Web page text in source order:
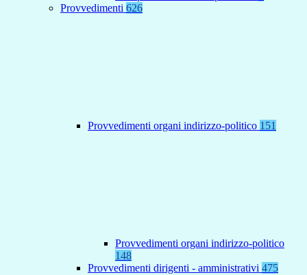
Provvedimenti 626
Provvedimenti organi indirizzo-politico 151
Provvedimenti organi indirizzo-politico
148
Provvedimenti dirigenti - amministrativi 475